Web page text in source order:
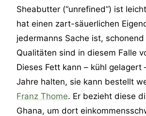
Sheabutter (“unrefined”) ist
hat einen zart-säuerlichen
jedermanns Sache ist,
Qualitäten sind in diesem Falle
Dieses Fett kann – kühl gelagert
Jahre halten, sie kann bestellt
Franz Thome. Er bezieht diese
Ghana, um dort